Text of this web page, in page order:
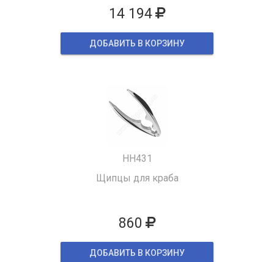
14 194
ДОБАВИТЬ В КОРЗИНУ
HH431
Щипцы для краба
860
ДОБАВИТЬ В КОРЗИНУ